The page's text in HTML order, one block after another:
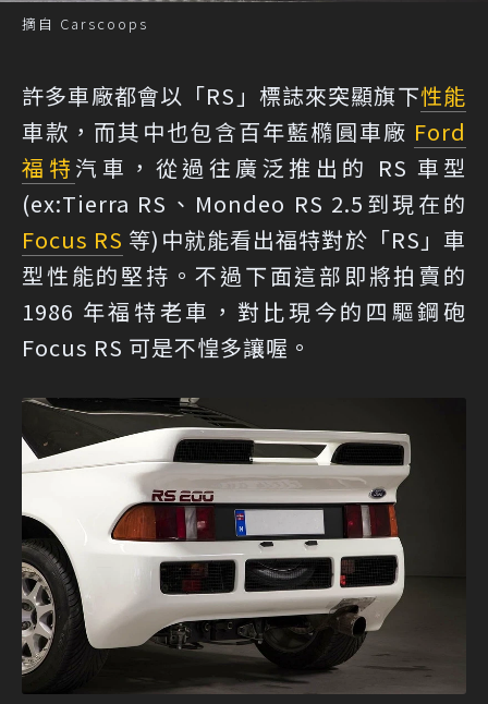
摘自 Carscoops
許多車廠都會以「RS」標誌來突顯旗下性能
車款，而其中也包含百年藍橢圓車廠 Ford
福特 汽車，從過往廣泛推出的 RS 車型
(ex:Tierra RS、Mondeo RS 2.5到現在的
Focus RS 等)中就能看出福特對於「RS」車
型性能的堅持。不過下面這部即將拍賣的
1986 年福特老車，對比現今的四驅鋼砲
Focus RS 可是不惶多讓喔。